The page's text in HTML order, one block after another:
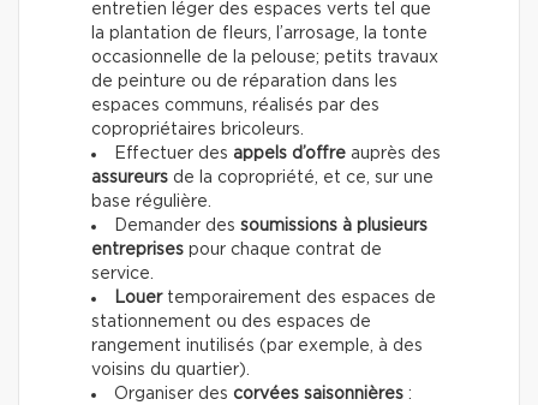
entretien léger des espaces verts tel que
la plantation de fleurs, l’arrosage, la tonte
occasionnelle de la pelouse; petits travaux
de peinture ou de réparation dans les
espaces communs, réalisés par des
copropriétaires bricoleurs.
Effectuer des appels d’offre auprès des
assureurs de la copropriété, et ce, sur une
base régulière.
Demander des soumissions à plusieurs
entreprises pour chaque contrat de
service.
Louertemporairement des espaces de
stationnement ou des espaces de
rangement inutilisés (par exemple, à des
voisins du quartier).
Organiser des corvées saisonnières :